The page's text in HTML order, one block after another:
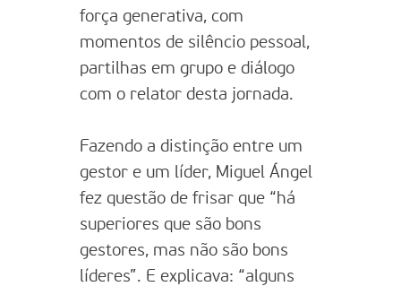
força generativa, com
momentos de silêncio pessoal,
partilhas em grupo e diálogo
com o relator desta jornada.
Fazendo a distinção entre um
gestor e um líder, Miguel Ángel
fez questão de frisar que “há
superiores que são bons
gestores, mas não são bons
líderes”. E explicava: “alguns